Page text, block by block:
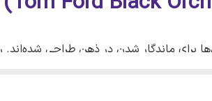
مهمانی، مراسم رسمی، قرارهای خاص و
ماندگار شدن در ذهن طراحی شده‌اند.